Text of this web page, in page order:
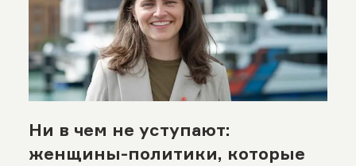
Ни в чем не уступают:
женщины-политики, которые